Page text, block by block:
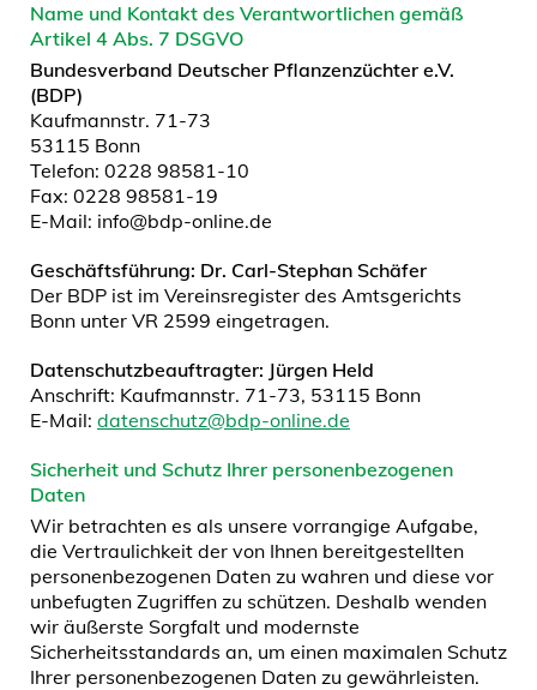
Name und Kontakt des Verantwortlichen gemäß
Artikel 4 Abs. 7 DSGVO
Bundesverband Deutscher Pflanzenzüchter e.V.
(BDP)
Kaufmannstr. 71-73
53115 Bonn
Telefon: 0228 98581-10
Fax: 0228 98581-19
E-Mail: info@bdp-online.de
Geschäftsführung: Dr. Carl-Stephan Schäfer
Der BDP ist im Vereinsregister des Amtsgerichts
Bonn unter VR 2599 eingetragen.
Datenschutzbeauftragter: Jürgen Held
Anschrift: Kaufmannstr. 71-73, 53115 Bonn
E-Mail: datenschutz@bdp-online.de
Sicherheit und Schutz Ihrer personenbezogenen
Daten
Wir betrachten es als unsere vorrangige Aufgabe,
die Vertraulichkeit der von Ihnen bereitgestellten
personenbezogenen Daten zu wahren und diese vor
unbefugten Zugriffen zu schützen. Deshalb wenden
wir äußerste Sorgfalt und modernste
Sicherheitsstandards an, um einen maximalen Schutz
Ihrer personenbezogenen Daten zu gewährleisten.